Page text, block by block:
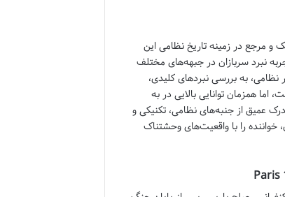
و مرجع در زمینه تاریخ نظامی این
نبرد سربازان در جبهه‌های مختلف
نظامی، به بررسی نبردهای کلیدی،
همزمان توانایی بالایی در به
عمیق از جنبه‌های نظامی، تکنیکی و
را با واقعیت‌های وحشتناک